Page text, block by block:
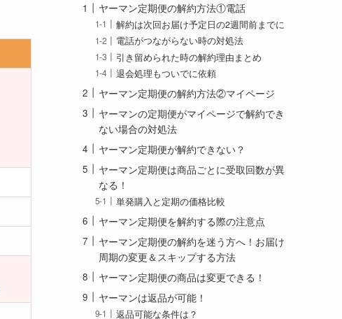
ヤーマン定期便の解約方法①電話
解約は次回お届け予定日の2週間前までに
電話がつながらない時の対処法
引き留められた時の解約理由まとめ
退会処理もついでに依頼
ヤーマン定期便の解約方法②マイページ
ヤーマンの定期便がマイページで解約でき
ない場合の対処法
ヤーマン定期便が解約できない？
ヤーマン定期便は商品ごとに受取回数が異
なる！
単発購入と定期の価格比較
ヤーマン定期便を解約する際の注意点
ヤーマン定期便の解約を迷う方へ！お届け
周期の変更＆スキップする方法
ヤーマン定期便の商品は変更できる！
ヤーマンは返品が可能！
返品可能な条件は？